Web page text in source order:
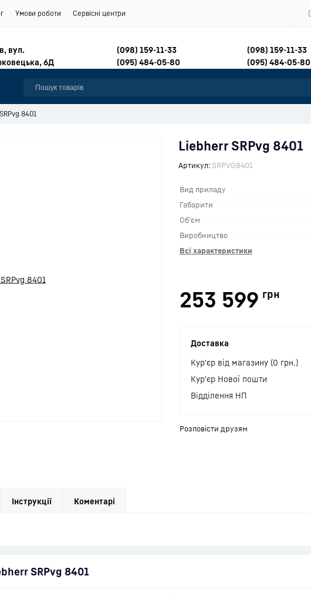
Умови роботи Сервісні центри
вул.
6Д
(098) 159-11-33
(095) 484-05-80
(098) 159-11-33
(095) 484-05-80
8401
Liebherr SRPvg 8401
Артикул: SRPVG8401
Вид приладу
Габарити
Об'єм
Виробництво
Всі характеристики
253 599 грн
Доставка
Кур'єр від магазину (0 грн.)
Кур'єр Нової пошти
Відділення НП
Розповісти друзям
Інструкції Коментарі
SRPvg 8401